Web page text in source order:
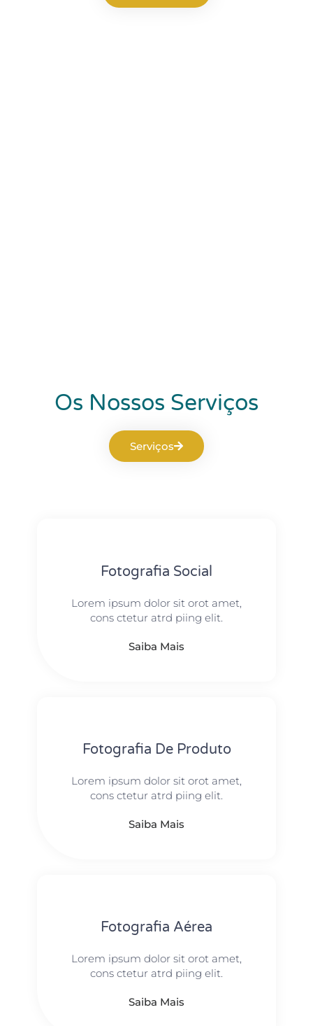
Os Nossos Serviços
Serviços
Fotografia Social
Lorem ipsum dolor sit orot amet,
cons ctetur atrd piing elit.​
Saiba Mais
Fotografia De Produto
Lorem ipsum dolor sit orot amet,
cons ctetur atrd piing elit.​
Saiba Mais
Fotografia Aérea
Lorem ipsum dolor sit orot amet,
cons ctetur atrd piing elit.​
Saiba Mais